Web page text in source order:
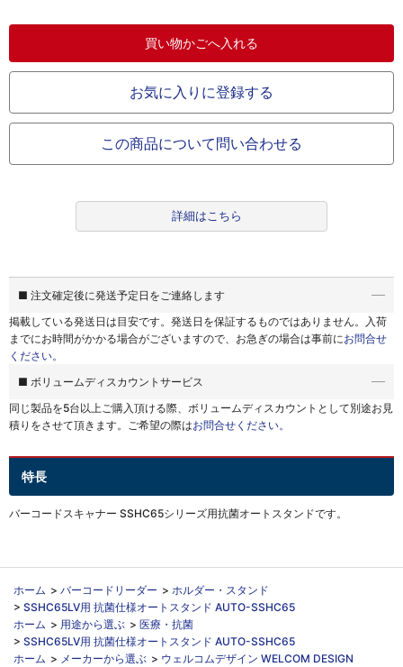
お気に入りに登録する
この商品について問い合わせる
詳細はこちら
■ 注文確定後に発送予定日をご連絡します
掲載している発送日は目安です。 発送日を保証するものではありません。
入荷
までにお時間がかかる場合がございますので、お急ぎの場合は事前にお問合せ
ください。
■ ボリュームディスカウントサービス
同じ製品を5台以上ご購入頂ける際、 ボリュームディスカウントとして別途お見
積りをさせて頂きます。ご希望の際はお問合せください。
特長
バーコードスキャナー SSHC65シリーズ用抗菌オートスタンドです。
ホーム > バーコードリーダー > ホルダー・スタンド
> SSHC65LV用 抗菌仕様オートスタンド AUTO-SSHC65
ホーム > 用途から選ぶ > 医療・抗菌
> SSHC65LV用 抗菌仕様オートスタンド AUTO-SSHC65
ホーム > メーカーから選ぶ > ウェルコムデザイン WELCOM DESIGN